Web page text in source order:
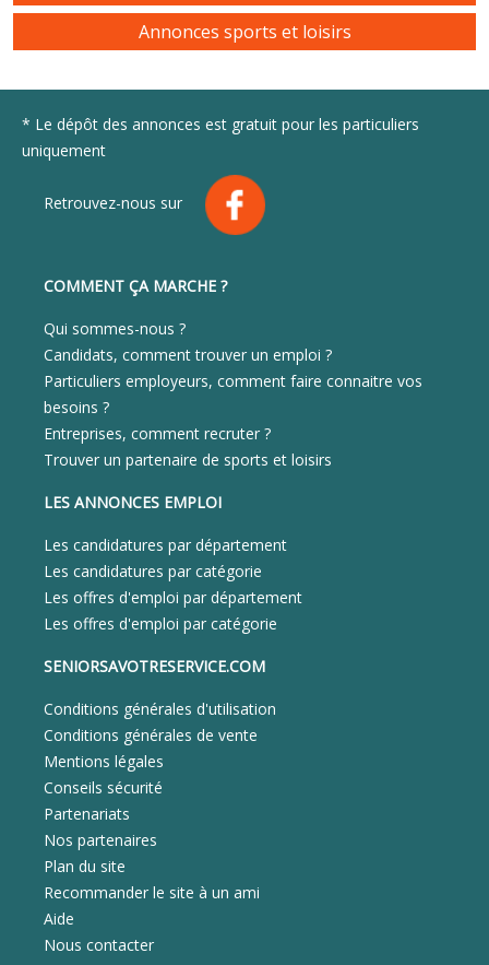
Annonces sports et loisirs
* Le dépôt des annonces est gratuit pour les particuliers
uniquement
Retrouvez-nous sur
COMMENT ÇA MARCHE ?
Qui sommes-nous ?
Candidats, comment trouver un emploi ?
Particuliers employeurs, comment faire connaitre vos
besoins ?
Entreprises, comment recruter ?
Trouver un partenaire de sports et loisirs
LES ANNONCES EMPLOI
Les candidatures par département
Les candidatures par catégorie
Les offres d'emploi par département
Les offres d'emploi par catégorie
SENIORSAVOTRESERVICE.COM
Conditions générales d'utilisation
Conditions générales de vente
Mentions légales
Conseils sécurité
Partenariats
Nos partenaires
Plan du site
Recommander le site à un ami
Aide
Nous contacter